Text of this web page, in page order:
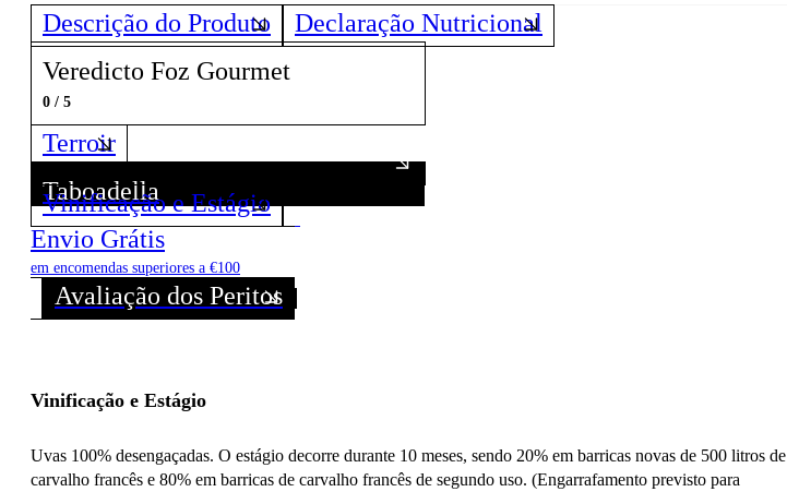
Descrição do Produto
Declaração Nutricional
Veredicto Foz Gourmet
0 / 5
Terroir
Taboadella
Descubra todos os Vinhos deste Produtor!
Vinificação e Estágio
Envio Grátis
em encomendas superiores a €100
Avaliação dos Peritos
Vinificação e Estágio
Uvas 100% desengaçadas. O estágio decorre durante 10 meses, sendo 20% em barricas novas de 500 litros de
carvalho francês e 80% em barricas de carvalho francês de segundo uso. (Engarrafamento previsto para